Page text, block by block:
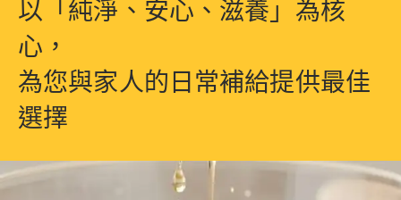
以「純淨、安心、滋養」為核
心，
為您與家人的日常補給提供最佳
選擇